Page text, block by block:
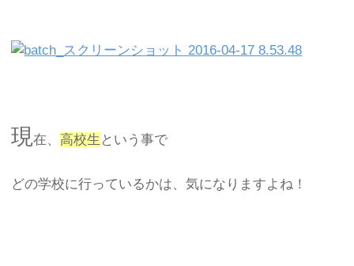
現在、高校生 という事で
どの学校に行っているかは、気になりますよね！